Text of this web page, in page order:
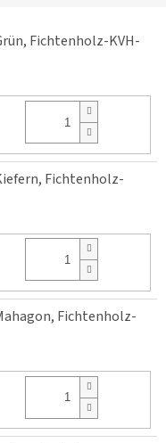
Fichtenholz-KVH-
Fichtenholz-
Fichtenholz-